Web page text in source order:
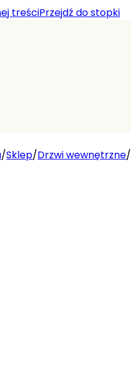
treściPrzejdź do stopki
/Sklep/Drzwi wewnętrzne/